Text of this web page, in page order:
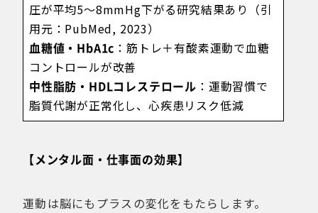
圧が平均5〜8mmHg下がる研究結果あり（引
用元：PubMed, 2023）
血糖値・HbA1c ：筋トレ＋有酸素運動で血糖
コントロールが改善
中性脂肪・HDLコレステロール ：運動習慣で
脂質代謝が正常化し、心疾患リスク低減
【メンタル面・仕事面の効果】
運動は脳にもプラスの変化をもたらします。